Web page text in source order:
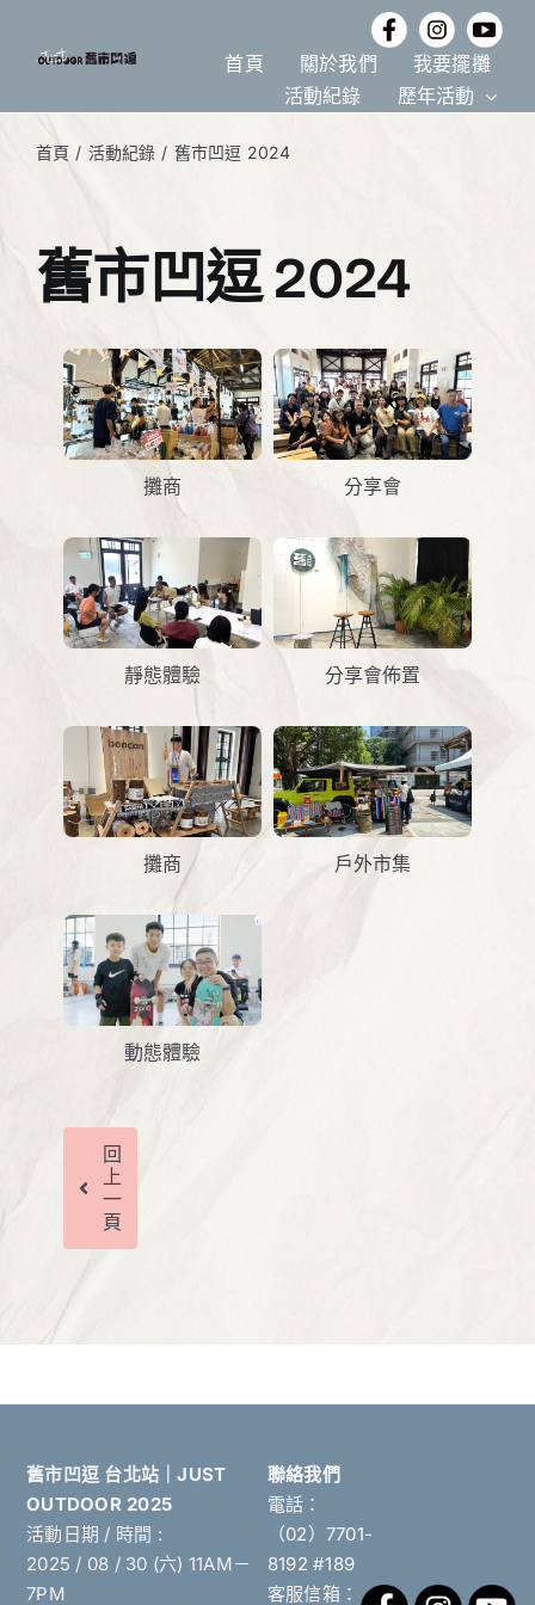
首頁 關於我們
我要擺攤
活動紀錄
歷年活動
首頁 活動紀錄 舊市凹逗 2024
舊市凹逗 2024
攤商 分享會
靜態體驗 分享會佈置
攤商 戶外市集
動態體驗
回
上
一
頁
舊市凹逗 台北站｜JUST
OUTDOOR 2025
活動日期 / 時間 :
2025 / 08 / 30 (六) 11AM－
7PM
聯絡我們
電話：
（02）7701-
8192 #189
客服信箱：